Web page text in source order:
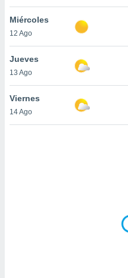
de
sitio
En
de que
el sitio
Miércoles
12 Ago
Jueves
13 Ago
Viernes
14 Ago